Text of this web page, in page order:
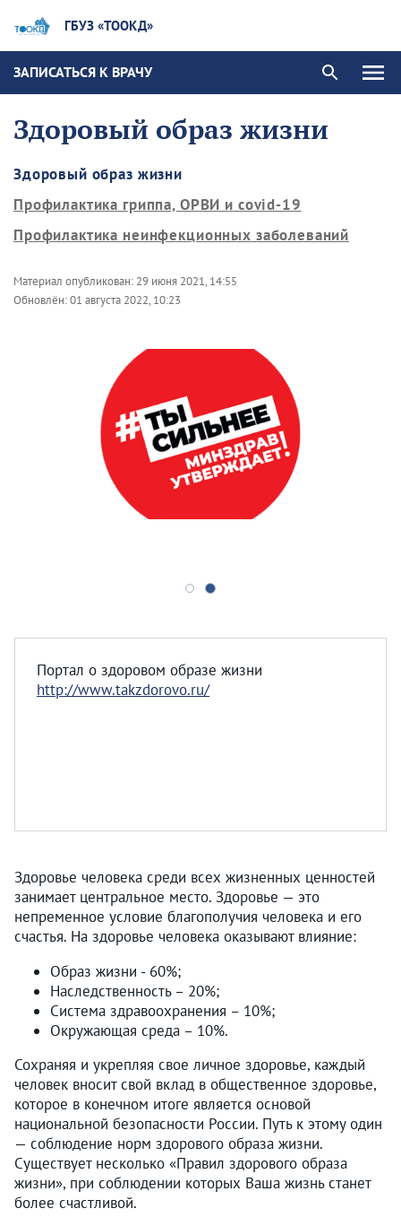
ГБУЗ «ТООКД»
ЗАПИСАТЬСЯ К ВРАЧУ
Здоровый образ жизни
Здоровый образ жизни
Профилактика гриппа, ОРВИ и covid-19
Профилактика неинфекционных заболеваний
Материал опубликован: 29 июня 2021, 14:55
Обновлён:01 августа 2022, 10:23
Портал о здоровом образе жизни
http://www.takzdorovo.ru/
Здоровье человека среди всех жизненных ценностей
занимает центральное место. Здоровье — это
непременное условие благополучия человека и его
счастья. На здоровье человека оказывают влияние:
Образ жизни - 60%;
Наследственность – 20%;
Система здравоохранения – 10%;
Окружающая среда – 10%.
Сохраняя и укрепляя свое личное здоровье, каждый
человек вносит свой вклад в общественное здоровье,
которое в конечном итоге является основой
национальной безопасности России. Путь к этому один
— соблюдение норм здорового образа жизни.
Существует несколько «Правил здорового образа
жизни», при соблюдении которых Ваша жизнь станет
более счастливой.